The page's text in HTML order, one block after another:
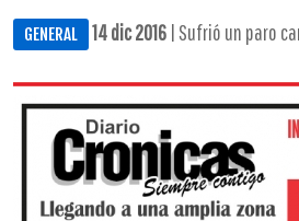
GENERAL 14 dic 2016 | Sufrió un paro